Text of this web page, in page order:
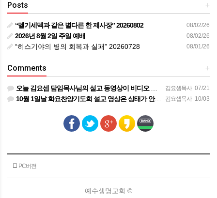
+
Posts
08/02/26
“멜기세덱과 같은 별다른 한 제사장” 20260802
08/02/26
2026년 8월 2일 주일 예배
08/01/26
“히스기야의 병의 회복과 실패” 20260728
+
Comments
김요셉목사 07/21
오늘 김요셉 담임목사님의 설교 동영상이 비디오 장비 문제로 영상을 올려 드리지 못해 죄송합니다 오늘 주일 설…
김요셉목사 10/03
10월 1일날 화요찬양기도회 설교 영상은 상태가 안좋아서 오디오만 올려 드립니다
PC버전
예수생명교회 ©